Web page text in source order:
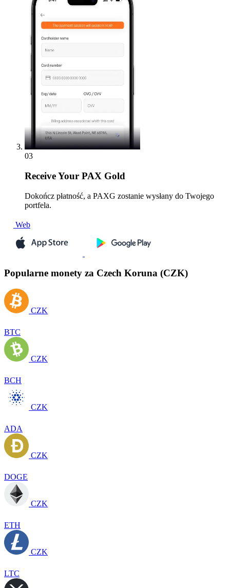
03
ReceiveYour PAX Gold
Dokończ płatność, a PAXG zostanie wysłany do Twojego
portfela.
Web
Popularne monety za Czech Koruna (CZK)
CZK
BTC
CZK
BCH
CZK
ADA
CZK
DOGE
CZK
ETH
CZK
LTC